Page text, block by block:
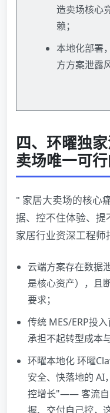
造卖场核心
赖；
本地化部署
方方案泄露
四、环曜独
卖场唯一可
" 家居大卖场的核心
据、控不住体验、
家居行业资深工程师
云端方案存在数据
是核心资产），且
要求；
传统 MES/ERP投
承担不起转型成本
环曜本地化 环曜
安全、快落地的 AI
控增长"—— 客流自
握、交付自己控，